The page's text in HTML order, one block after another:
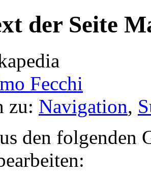
der Seite
Fecchi
zu: Navigation,
den folgenden